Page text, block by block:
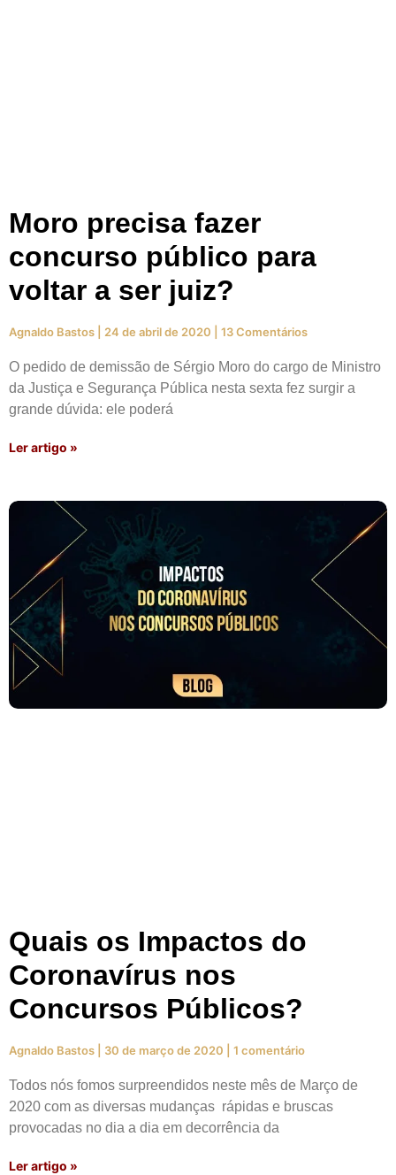
Moro precisa fazer
concurso público para
voltar a ser juiz?
Agnaldo Bastos 24 de abril de 2020 13 Comentários
O pedido de demissão de Sérgio Moro do cargo de Ministro
da Justiça e Segurança Pública nesta sexta fez surgir a
grande dúvida: ele poderá
Ler artigo »
Quais os Impactos do
Coronavírus nos
Concursos Públicos?
Agnaldo Bastos 30 de março de 2020 1 comentário
Todos nós fomos surpreendidos neste mês de Março de
2020 com as diversas mudanças rápidas e bruscas
provocadas no dia a dia em decorrência da
Ler artigo »